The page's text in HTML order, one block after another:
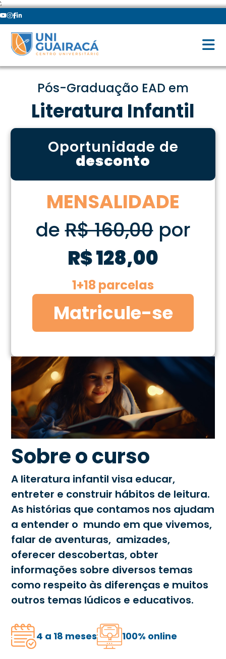
';
Sobre o curso
A literatura infantil visa educar,
entreter e construir hábitos de leitura.
As histórias que contamos nos ajudam
a entender o mundo em que vivemos,
falar de aventuras, amizades,
oferecer descobertas, obter
informações sobre diversos temas
como respeito às diferenças e muitos
outros temas lúdicos e educativos.
4 a 18 meses 100% online
Pós-Graduação EAD em
Literatura Infantil
Oportunidade de
desconto
MENSALIDADE
deR$ 160,00por
R$ 128,00
1+18 parcelas
Matricule-se